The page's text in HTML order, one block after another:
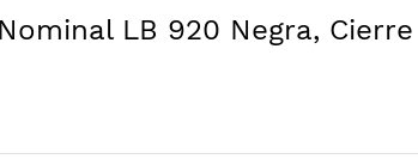
LB 920 Negra,